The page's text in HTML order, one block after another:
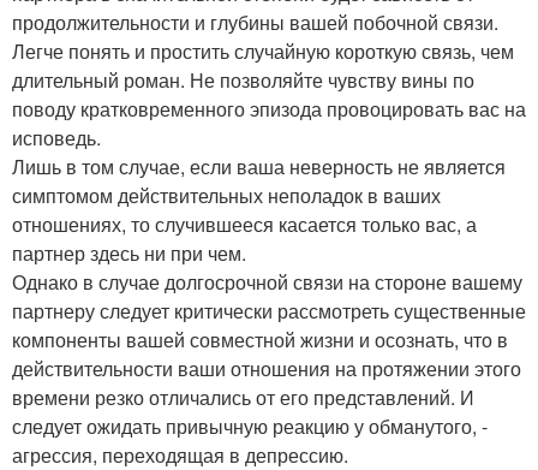
продолжительности и глубины вашей побочной связи.
Легче понять и простить случайную короткую связь, чем
длительный роман. Не позволяйте чувству вины по
поводу кратковременного эпизода провоцировать вас на
исповедь.
Лишь в том случае, если ваша неверность не является
симптомом действительных неполадок в ваших
отношениях, то случившееся касается только вас, а
партнер здесь ни при чем.
Однако в случае долгосрочной связи на стороне вашему
партнеру следует критически рассмотреть существенные
компоненты вашей совместной жизни и осознать, что в
действительности ваши отношения на протяжении этого
времени резко отличались от его представлений. И
следует ожидать привычную реакцию у обманутого, -
агрессия, переходящая в депрессию.